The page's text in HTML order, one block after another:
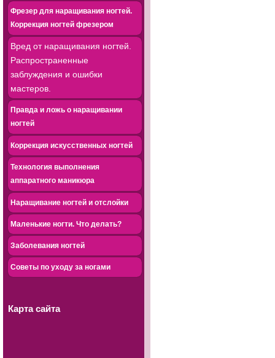
Фрезер для наращивания ногтей.
Коррекция ногтей фрезером
Вред от наращивания ногтей.
Распространенные
заблуждения и ошибки
мастеров.
Правда и ложь о наращивании
ногтей
Коррекция искусственных ногтей
Технология выполнения
аппаратного маникюра
Наращивание ногтей и отслойки
Маленькие ногти. Что делать?
Заболевания ногтей
Советы по уходу за ногами
Карта сайта